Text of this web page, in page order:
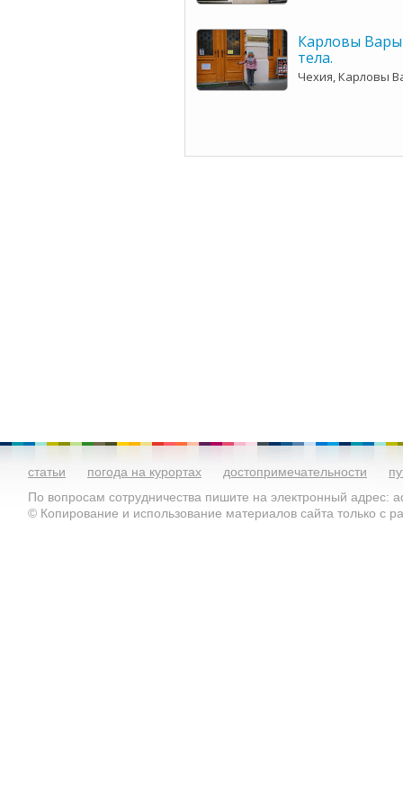
Карловы
тела.
Чехия, Карловы
статьи погода на курортах достопримечательности
По вопросам сотрудничества пишите на электронный адрес:
© Копирование и использование материалов сайта только с